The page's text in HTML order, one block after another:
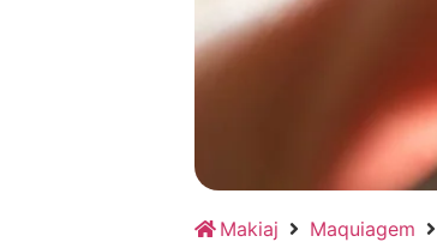
Makiaj Maquiagem